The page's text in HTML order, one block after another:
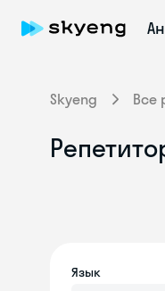
Skyeng Все
Язык